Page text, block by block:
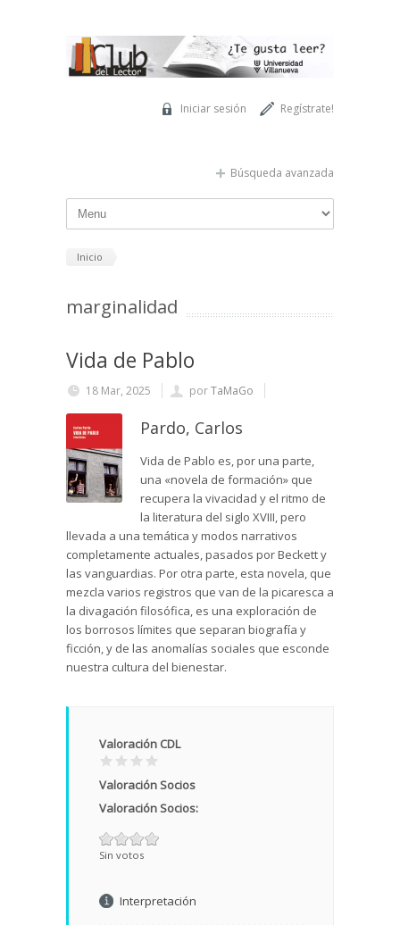
Regístrate!
Iniciar sesión
Búsqueda avanzada
Inicio
marginalidad
Vida de Pablo
18 Mar, 2025 porTaMaGo
Pardo, Carlos
Vida de Pablo es, por una parte,
una «novela de formación» que
recupera la vivacidad y el ritmo de
la literatura del siglo XVIII, pero
llevada a una temática y modos narrativos
completamente actuales, pasados por Beckett y
las vanguardias. Por otra parte, esta novela, que
mezcla varios registros que van de la picaresca a
la divagación filosófica, es una exploración de
los borrosos límites que separan biografía y
ficción, y de las anomalías sociales que esconde
nuestra cultura del bienestar.
Valoración CDL
Valoración Socios
Valoración Socios:
Sin votos
Interpretación